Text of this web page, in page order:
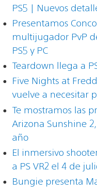
PS5 | Nuevos
Presentamos
multijugador PvP
PS5 y PC
Teardown llega a
Five Nights at
vuelve a necesitar
Te mostramos las
Arizona Sunshine
año
El inmersivo
a PS VR2 el 4 de
Bungie presenta